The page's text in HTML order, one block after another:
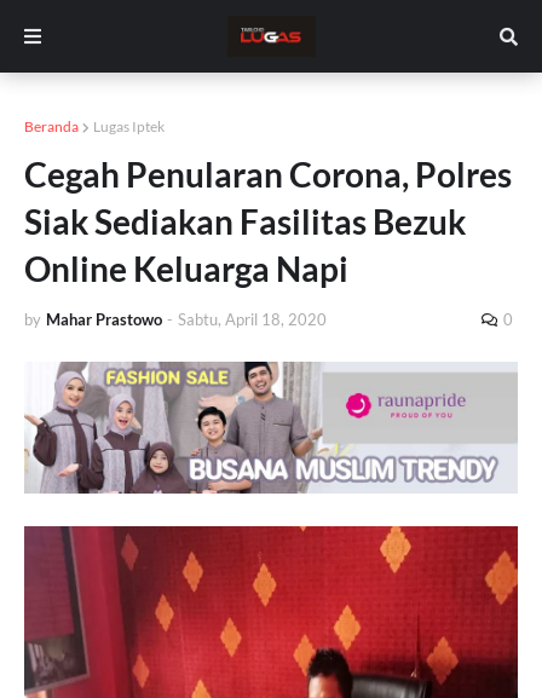
Beranda Lugas Iptek
Cegah Penularan Corona, Polres
Siak Sediakan Fasilitas Bezuk
Online Keluarga Napi
by Mahar Prastowo - Sabtu, April 18, 2020 0